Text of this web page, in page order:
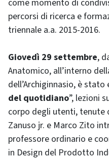
come momento di
percorsi di ricerca e
triennale a.a. 2015-2016.
Giovedì 29 settembre,
Anatomico, all’interno
dell’Archiginnasio, è
del quotidiano”, lezioni
corpo degli utenti, tenute
Zanuso jr. e Marco Zito
professore ordinario e
in Design del Prodotto